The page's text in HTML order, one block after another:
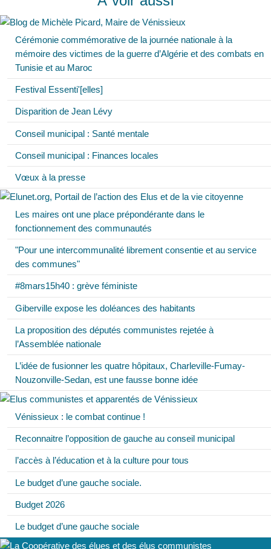
Cérémonie commémorative de la journée nationale à la
mémoire des victimes de la guerre d’Algérie et des combats en
Tunisie et au Maroc
Festival Essenti'[elles]
Disparition de Jean Lévy
Conseil municipal : Santé mentale
Conseil municipal : Finances locales
Vœux à la presse
Les maires ont une place prépondérante dans le
fonctionnement des communautés
"Pour une intercommunalité librement consentie et au service
des communes"
#8mars15h40 : grève féministe
Giberville expose les doléances des habitants
La proposition des députés communistes rejetée à
l’Assemblée nationale
L’idée de fusionner les quatre hôpitaux, Charleville-Fumay-
Nouzonville-Sedan, est une fausse bonne idée
Vénissieux : le combat continue !
Reconnaitre l’opposition de gauche au conseil municipal
l’accès à l’éducation et à la culture pour tous
Le budget d’une gauche sociale.
Budget 2026
Le budget d’une gauche sociale